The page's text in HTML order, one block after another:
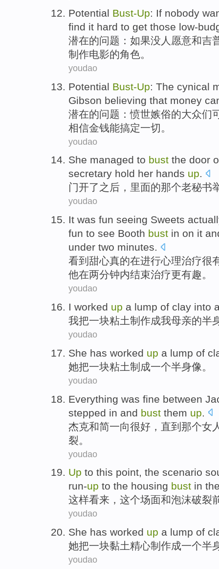
Potential Bust-Up: If nobody
find it hard to get those low-
潜在的问题： 如果没人 愿意和吉
制作电影的角色。
youdao
Potential Bust-Up: The cynical
Gibson believing that money
潜在的问题：愤世嫉俗的大众们
相信金钱能搞定一切。
youdao
She managed to bust the door
secretary hold her hands up.
门开了 之后， 里面的那个老秘书
youdao
It was fun seeing Sweets
fun to see Booth bust in on it
under two minutes.
看到 甜心真的在进行心理治疗很
他在两分钟内结束治疗更有趣。
youdao
I worked up a lump of clay into
我把一块粘土制作成我母亲的半
youdao
She has worked up a lump of
她把一块粘土制成一个半身像。
youdao
Everything was fine between
stepped in and bust them up
杰克和简一向很好， 直到那个女
裂 。
youdao
Up to this point, the scenario
run-up to the housing bust in
这样看来， 这个场面和泡沫破裂
youdao
She has worked up a lump of
她把一块黏土精心制作成一个半
youdao